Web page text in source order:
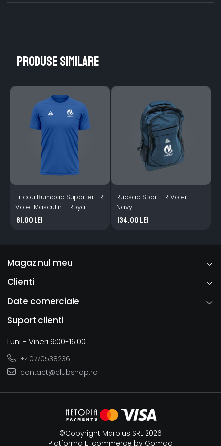
Produse similare
Tricou Bumbac Suporter FR
Volei Masculin - Royal
81,00 Lei
Rucsac Sport FR Volei -
Navy
134,00 Lei
Magazinul meu
Clienti
Date comerciale
Suport clienti
Luni - Vineri 9:00-16:00
+40770538236
contact@clubshop.ro
©Copyright Marplus SRL 2026
Platforma E-commerce by Gomag